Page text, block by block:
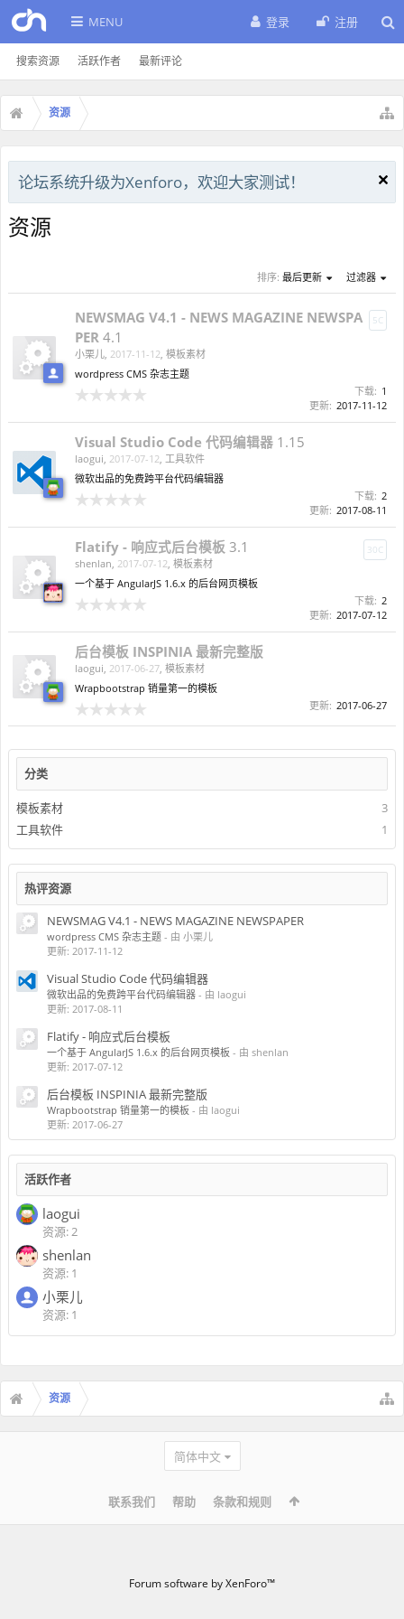
MENU
搜索资源 活跃作者 最新评论
登录 注册
资源
论坛系统升级为Xenforo，欢迎大家测试！
资源
分类
模板素材
3
工具软件
1
热评资源
NEWSMAG V4.1 - NEWS MAGAZINE NEWSPAPER
wordpress CMS 杂志主题 - 由 小栗儿
更新: 2017-11-12
Visual Studio Code 代码编辑器
微软出品的免费跨平台代码编辑器 - 由 laogui
更新: 2017-08-11
Flatify - 响应式后台模板
一个基于 AngularJS 1.6.x 的后台网页模板 - 由 shenlan
更新: 2017-07-12
后台模板 INSPINIA 最新完整版
Wrapbootstrap 销量第一的模板 - 由 laogui
更新: 2017-06-27
活跃作者
laogui
资源: 2
shenlan
资源: 1
小栗儿
资源: 1
排序: 最后更新 过滤器
5C
NEWSMAG V4.1 - NEWS MAGAZINE NEWSPA
PER 4.1
小栗儿, 2017-11-12, 模板素材
wordpress CMS 杂志主题
下载: 1
更新: 2017-11-12
Visual Studio Code 代码编辑器 1.15
laogui, 2017-07-12, 工具软件
微软出品的免费跨平台代码编辑器
下载: 2
更新: 2017-08-11
30C
Flatify - 响应式后台模板 3.1
shenlan, 2017-07-12, 模板素材
一个基于 AngularJS 1.6.x 的后台网页模板
下载: 2
更新: 2017-07-12
后台模板 INSPINIA 最新完整版
laogui, 2017-06-27, 模板素材
Wrapbootstrap 销量第一的模板
更新: 2017-06-27
资源
简体中文
联系我们 帮助 条款和规则
Forum software by XenForo™